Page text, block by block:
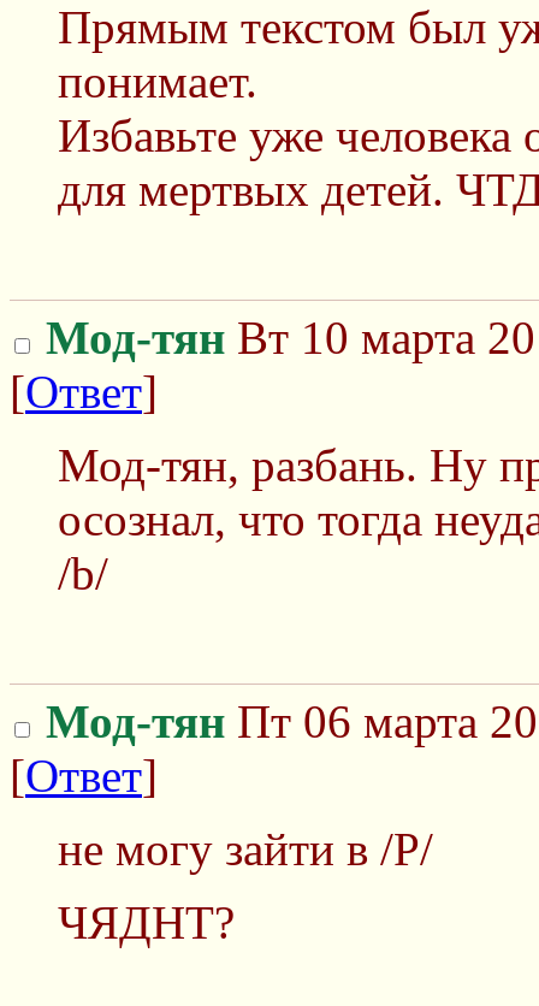
Прямым текстом был
понимает.
Избавьте уже
для мертвых детей.
Мод-тян Вт 10 марта
[Ответ]
Мод-тян, разбань. Ну
осознал, что тогда
/b/
Мод-тян Пт 06 марта
[Ответ]
не могу зайти в /Р/
ЧЯДНТ?